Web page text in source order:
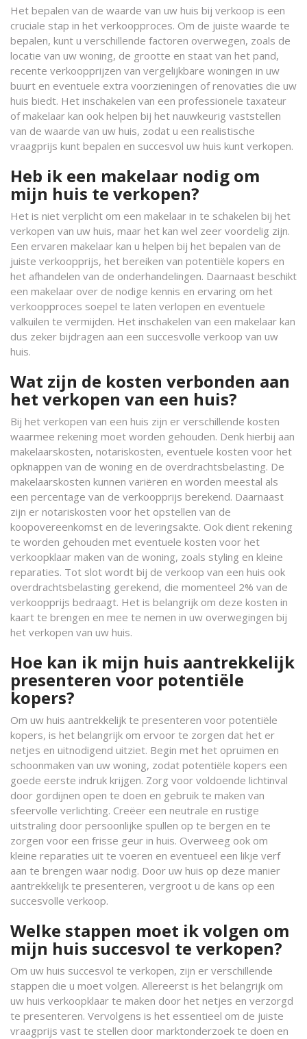
Het bepalen van de waarde van uw huis bij verkoop is een
cruciale stap in het verkoopproces. Om de juiste waarde te
bepalen, kunt u verschillende factoren overwegen, zoals de
locatie van uw woning, de grootte en staat van het pand,
recente verkoopprijzen van vergelijkbare woningen in uw
buurt en eventuele extra voorzieningen of renovaties die uw
huis biedt. Het inschakelen van een professionele taxateur
of makelaar kan ook helpen bij het nauwkeurig vaststellen
van de waarde van uw huis, zodat u een realistische
vraagprijs kunt bepalen en succesvol uw huis kunt verkopen.
Heb ik een makelaar nodig om
mijn huis te verkopen?
Het is niet verplicht om een makelaar in te schakelen bij het
verkopen van uw huis, maar het kan wel zeer voordelig zijn.
Een ervaren makelaar kan u helpen bij het bepalen van de
juiste verkoopprijs, het bereiken van potentiële kopers en
het afhandelen van de onderhandelingen. Daarnaast beschikt
een makelaar over de nodige kennis en ervaring om het
verkoopproces soepel te laten verlopen en eventuele
valkuilen te vermijden. Het inschakelen van een makelaar kan
dus zeker bijdragen aan een succesvolle verkoop van uw
huis.
Wat zijn de kosten verbonden aan
het verkopen van een huis?
Bij het verkopen van een huis zijn er verschillende kosten
waarmee rekening moet worden gehouden. Denk hierbij aan
makelaarskosten, notariskosten, eventuele kosten voor het
opknappen van de woning en de overdrachtsbelasting. De
makelaarskosten kunnen variëren en worden meestal als
een percentage van de verkoopprijs berekend. Daarnaast
zijn er notariskosten voor het opstellen van de
koopovereenkomst en de leveringsakte. Ook dient rekening
te worden gehouden met eventuele kosten voor het
verkoopklaar maken van de woning, zoals styling en kleine
reparaties. Tot slot wordt bij de verkoop van een huis ook
overdrachtsbelasting gerekend, die momenteel 2% van de
verkoopprijs bedraagt. Het is belangrijk om deze kosten in
kaart te brengen en mee te nemen in uw overwegingen bij
het verkopen van uw huis.
Hoe kan ik mijn huis aantrekkelijk
presenteren voor potentiële
kopers?
Om uw huis aantrekkelijk te presenteren voor potentiële
kopers, is het belangrijk om ervoor te zorgen dat het er
netjes en uitnodigend uitziet. Begin met het opruimen en
schoonmaken van uw woning, zodat potentiële kopers een
goede eerste indruk krijgen. Zorg voor voldoende lichtinval
door gordijnen open te doen en gebruik te maken van
sfeervolle verlichting. Creëer een neutrale en rustige
uitstraling door persoonlijke spullen op te bergen en te
zorgen voor een frisse geur in huis. Overweeg ook om
kleine reparaties uit te voeren en eventueel een likje verf
aan te brengen waar nodig. Door uw huis op deze manier
aantrekkelijk te presenteren, vergroot u de kans op een
succesvolle verkoop.
Welke stappen moet ik volgen om
mijn huis succesvol te verkopen?
Om uw huis succesvol te verkopen, zijn er verschillende
stappen die u moet volgen. Allereerst is het belangrijk om
uw huis verkoopklaar te maken door het netjes en verzorgd
te presenteren. Vervolgens is het essentieel om de juiste
vraagprijs vast te stellen door marktonderzoek te doen en